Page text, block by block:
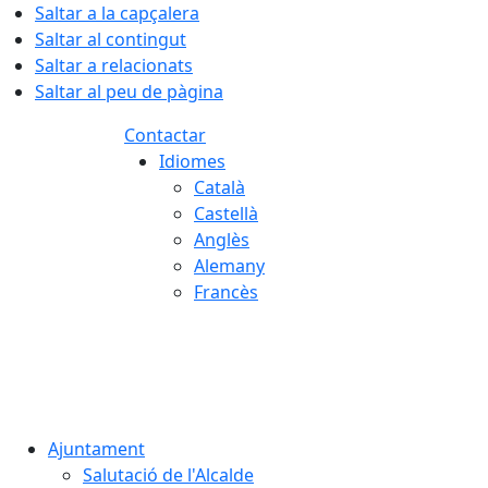
Saltar a la capçalera
Saltar al contingut
Saltar a relacionats
Saltar al peu de pàgina
Contactar
Idiomes
Català
Castellà
Anglès
Alemany
Francès
Ajuntament
Salutació de l'Alcalde